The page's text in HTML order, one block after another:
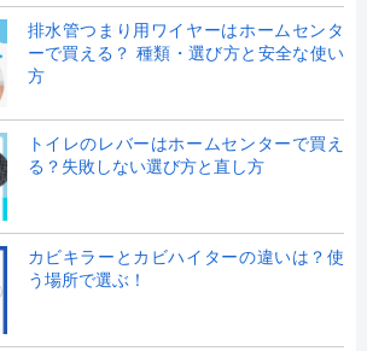
排水管つまり用ワイヤーはホームセンタ
ーで買える？ 種類・選び方と安全な使い
方
トイレのレバーはホームセンターで買え
る？失敗しない選び方と直し方
カビキラーとカビハイターの違いは？使
う場所で選ぶ！